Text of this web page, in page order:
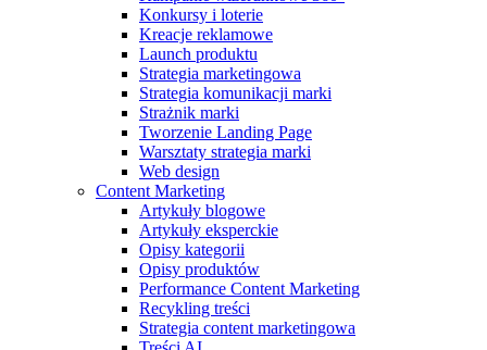
Konkursy i loterie
Kreacje reklamowe
Launch produktu
Strategia marketingowa
Strategia komunikacji marki
Strażnik marki
Tworzenie Landing Page
Warsztaty strategia marki
Web design
Content Marketing
Artykuły blogowe
Artykuły eksperckie
Opisy kategorii
Opisy produktów
Performance Content Marketing
Recykling treści
Strategia content marketingowa